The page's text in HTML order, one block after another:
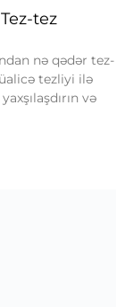
tez
nə qədər tez-
tezliyi ilə
və